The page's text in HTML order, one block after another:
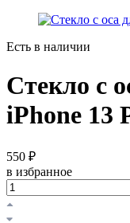
Есть в наличии
Стекло с
iPhone 13
550 ₽
в избранное